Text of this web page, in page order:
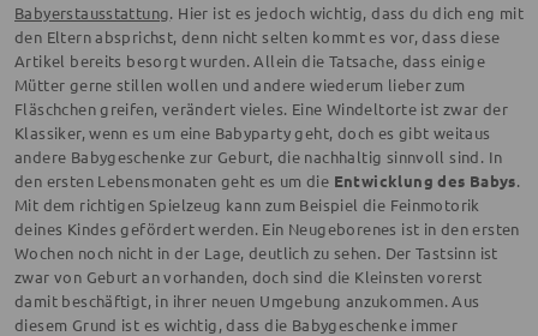
Babyerstausstattung. Hier ist es jedoch wichtig, dass du dich eng mit
den Eltern absprichst, denn nicht selten kommt es vor, dass diese
Artikel bereits besorgt wurden. Allein die Tatsache, dass einige
Mütter gerne stillen wollen und andere wiederum lieber zum
Fläschchen greifen, verändert vieles. Eine Windeltorte ist zwar der
Klassiker, wenn es um eine Babyparty geht, doch es gibt weitaus
andere Babygeschenke zur Geburt, die nachhaltig sinnvoll sind. In
den ersten Lebensmonaten geht es um die Entwicklung des Babys.
Mit dem richtigen Spielzeug kann zum Beispiel die Feinmotorik
deines Kindes gefördert werden. Ein Neugeborenes ist in den ersten
Wochen noch nicht in der Lage, deutlich zu sehen. Der Tastsinn ist
zwar von Geburt an vorhanden, doch sind die Kleinsten vorerst
damit beschäftigt, in ihrer neuen Umgebung anzukommen. Aus
diesem Grund ist es wichtig, dass die Babygeschenke immer